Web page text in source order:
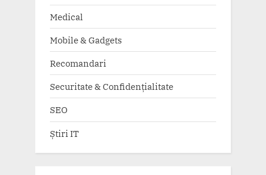
Medical
Mobile & Gadgets
Recomandari
Securitate & Confidențialitate
SEO
Știri IT